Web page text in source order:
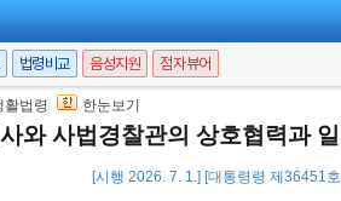
법령비교 음성지원 점자뷰어
활법령 한눈보기
와 사법경찰관의 상호협력과
[시행 2026. 7. 1.] [대통령령 제36451